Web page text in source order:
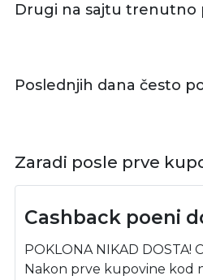
Drugi na sajtu trenutno
Poslednjih dana često
Zaradi posle prve
Cashback poeni
POKLONA NIKAD DOSTA!
Nakon prve kupovine kod